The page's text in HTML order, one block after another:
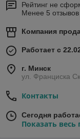
Рейтинг не
Менее 5
Компания
Работает с
г. Минск
ул. Франциска
Контакты
Сегодня
Показать